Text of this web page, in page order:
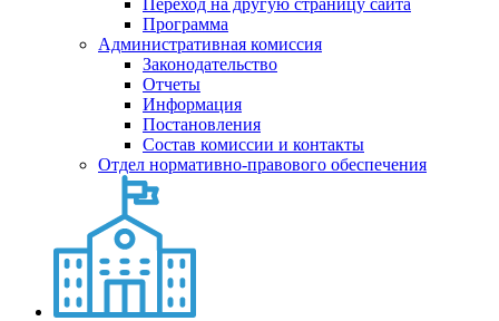
Переход на другую страницу сайта
Программа
Административная комиссия
Законодательство
Отчеты
Информация
Постановления
Состав комиссии и контакты
Отдел нормативно-правового обеспечения